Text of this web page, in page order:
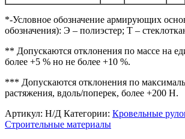
*-Условное обозначение армирующих
обозначения): Э – полиэстер; Т –
** Допускаются отклонения по массе на
более +5 % но не более +10 %.
*** Допускаются отклонения по
растяжения, вдоль/поперек, более +200 Н.
Артикул: Н/Д Категории: Кровельные
Строительные материалы